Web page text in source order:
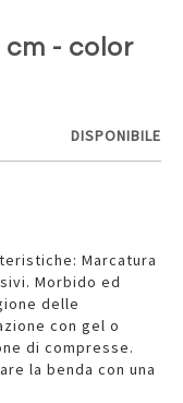
- color
DISPONIBILE
Marcatura
Morbido ed
delle
con gel o
di compresse.
la benda con una